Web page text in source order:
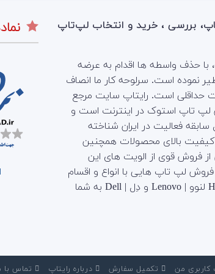
بررسی ، خرید و انتخاب لپ‌تاپ
با حذف واسطه ها اقدام به عرضه
نموده است. سرلوحه کار ما انصاف
حداقلی است. رایتاپ سایت مرجع
تاپ استوک در اینترنت است و
بیش از 10 سال سابقه فعالیت در ایران شناخته
کیفیت بالای محصولات همچنین
فروش قوی از الویت های این
فروش لپ تاپ هایی با انواع و اقسام
برندهایی نظیر اچ پی | HP لنوو | Lenovo و دِل | Dell به شما
کاربری من ‌ تکمیل سفارش ‌ درباره رایتاپ تماس با